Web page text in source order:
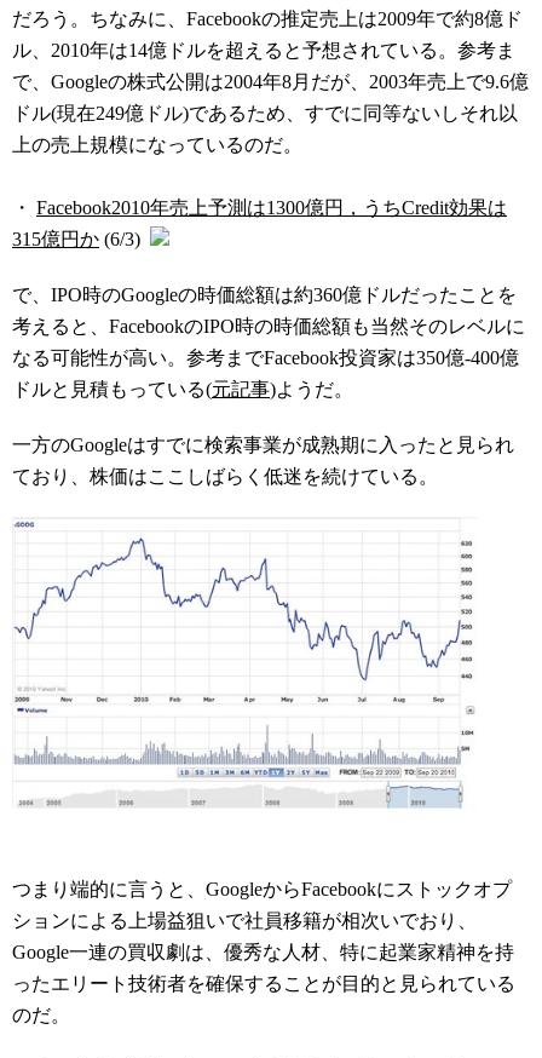
だろう。ちなみに、Facebookの推定売上は2009年で約8億ド
ル、2010年は14億ドルを超えると予想されている。参考ま
で、Googleの株式公開は2004年8月だが、2003年売上で9.6億
ドル(現在249億ドル)であるため、すでに同等ないしそれ以
上の売上規模になっているのだ。
・ Facebook2010年売上予測は1300億円，うちCredit効果は
315億円か (6/3)
で、IPO時のGoogleの時価総額は約360億ドルだったことを
考えると、FacebookのIPO時の時価総額も当然そのレベルに
なる可能性が高い。参考までFacebook投資家は350億-400億
ドルと見積もっている(元記事)ようだ。
一方のGoogleはすでに検索事業が成熟期に入ったと見られ
ており、株価はここしばらく低迷を続けている。
つまり端的に言うと、GoogleからFacebookにストックオプ
ションによる上場益狙いで社員移籍が相次いでおり、
Google一連の買収劇は、優秀な人材、特に起業家精神を持
ったエリート技術者を確保することが目的と見られている
のだ。